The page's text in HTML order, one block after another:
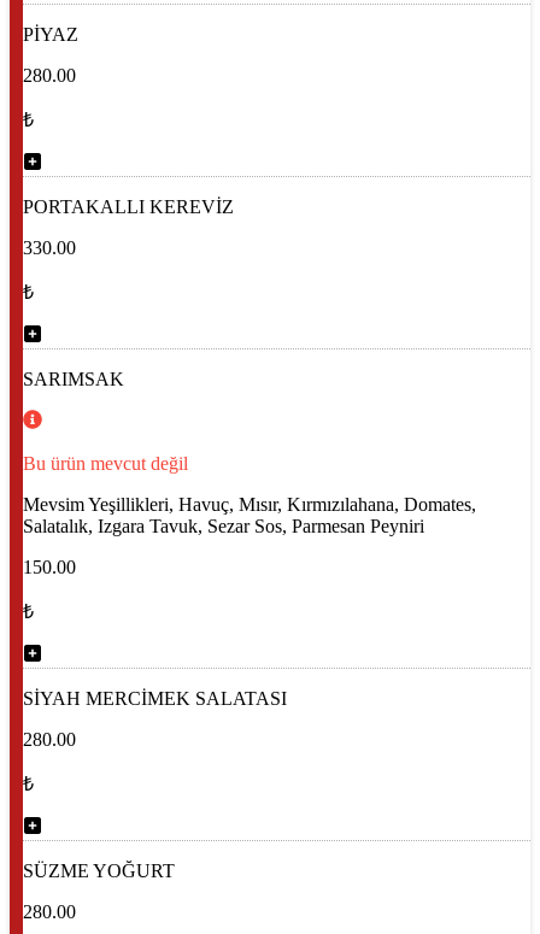
PİYAZ
280.00
₺
PORTAKALLI KEREVİZ
330.00
₺
SARIMSAK
Bu ürün mevcut değil
Mevsim Yeşillikleri, Havuç, Mısır, Kırmızılahana, Domates,
Salatalık, Izgara Tavuk, Sezar Sos, Parmesan Peyniri
150.00
₺
SİYAH MERCİMEK SALATASI
280.00
₺
SÜZME YOĞURT
280.00